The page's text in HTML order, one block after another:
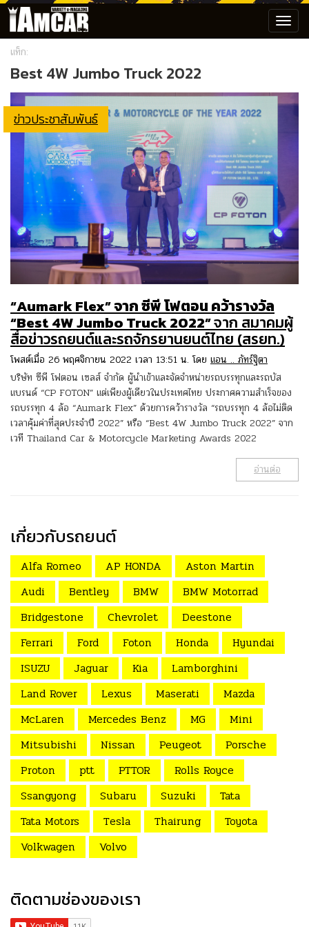
แท็ก:
Best 4W Jumbo Truck 2022
ข่าวประชาสัมพันธ์
“Aumark Flex” จาก ซีพี โฟตอน คว้ารางวัล
“Best 4W Jumbo Truck 2022”จาก สมาคมผู้
สื่อข่าวรถยนต์และรถจักรยานยนต์ไทย (สรยท.)
โพสต์เมื่อ 26 พฤศจิกายน 2022 เวลา 13:51 น. โดย แอน .. ภัทร์ฐิตา
บริษัท ซีพี โฟตอน เซลส์ จำกัด ผู้นำเข้าและจัดจำหน่ายรถบรรทุกและรถบัส
แบรนด์ “CP FOTON” แต่เพียงผู้เดียวในประเทศไทย ประกาศความสำเร็จของ
รถบรรทุก 4 ล้อ “Aumark Flex” ด้วยการคว้ารางวัล “รถบรรทุก 4 ล้อไม่ติด
เวลาคุ้มค่าที่สุดประจําปี 2022” หรือ “Best 4W Jumbo Truck 2022” จาก
เวที Thailand Car & Motorcycle Marketing Awards 2022
อ่านต่อ
เกี่ยวกับรถยนต์
Alfa Romeo AP HONDA
Aston Martin
Audi
Bentley BMW
BMW Motorrad
Bridgestone
Chevrolet
Deestone
Ferrari
Ford Foton Honda
Hyundai
ISUZU
Jaguar Kia
Lamborghini
Land Rover
Lexus Maserati
Mazda
McLaren
Mercedes Benz MG
Mini
Mitsubishi
Nissan Peugeot
Porsche
Proton
ptt PTTOR
Rolls Royce
Ssangyong
Subaru Suzuki
Tata
Tata Motors
Tesla Thairung
Toyota
Volkwagen
Volvo
ติดตามช่องของเรา